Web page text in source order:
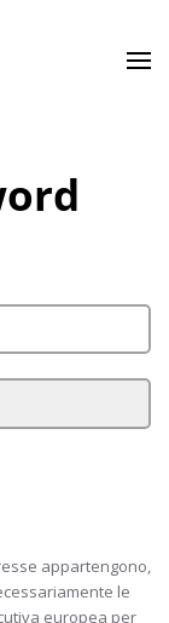
appartengono,
le
europea per